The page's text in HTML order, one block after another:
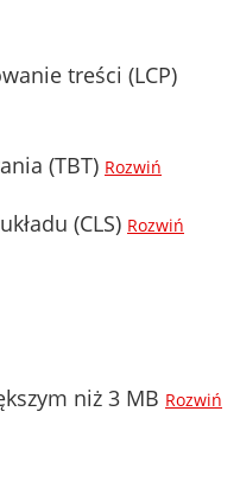
treści (LCP)
(TBT) Rozwiń
(CLS) Rozwiń
niż 3 MB Rozwiń